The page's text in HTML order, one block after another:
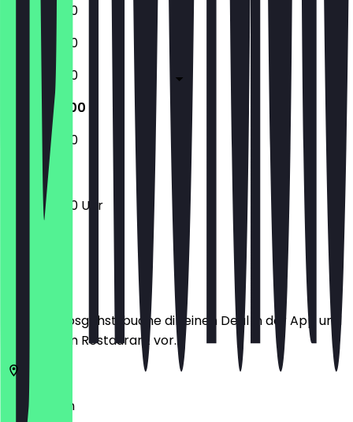
11:00 - 23:00
11:00 - 23:00
11:00 - 23:00
11:00 - 23:00
11:00 - 23:00
11:00 - 23:00 Uhr
Bevor du losgehst, buche dir einen Deal in der App und
zeige ihn im Restaurant vor.
10713
Berlin